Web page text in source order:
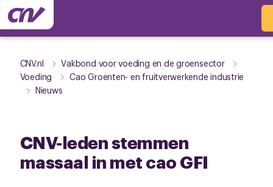
CNV.nl
Vakbond voor voeding en de groensector
Voeding
Cao Groenten- en fruitverwerkende industrie
Nieuws
CNV-leden stemmen
massaal in met cao GFI